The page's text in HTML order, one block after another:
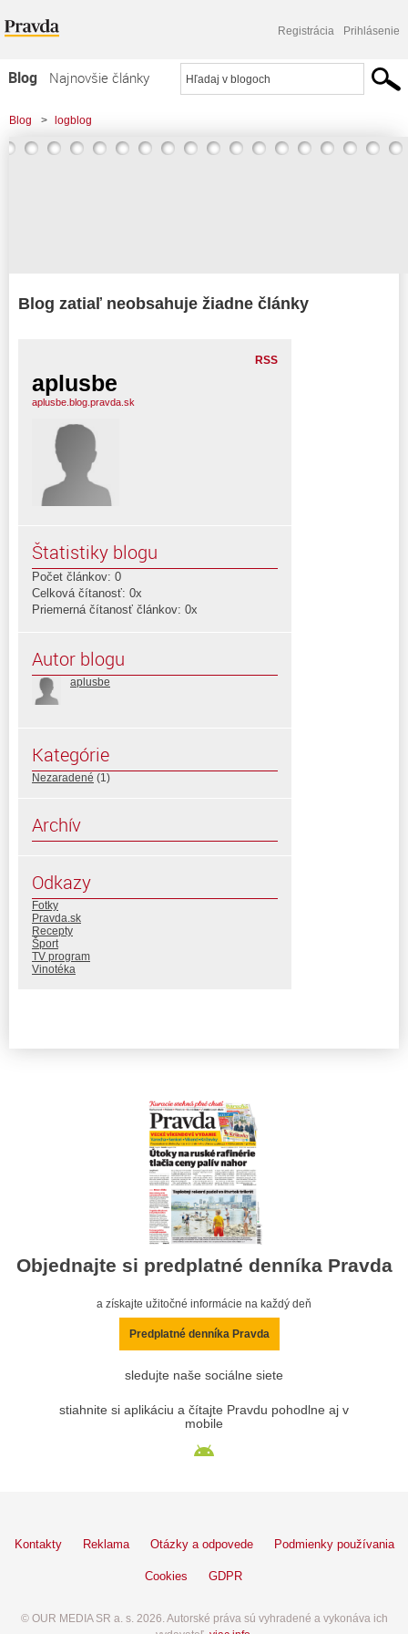
Registrácia Prihlásenie
Blog
Najnovšie články
Najčítanejšie články
Najkomentovanejšie články
Blog > logblog
Blog zatiaľ neobsahuje žiadne články
RSS
aplusbe
aplusbe.blog.pravda.sk
Štatistiky blogu
Počet článkov: 0
Celková čítanosť: 0x
Priemerná čítanosť článkov: 0x
Autor blogu
aplusbe
Kategórie
Nezaradené (1)
Archív
Odkazy
Fotky
Pravda.sk
Recepty
Šport
TV program
Vinotéka
Objednajte si predplatné denníka Pravda
a získajte užitočné informácie na každý deň
Predplatné denníka Pravda
sledujte naše sociálne siete
stiahnite si aplikáciu a čítajte Pravdu pohodlne aj v
mobile
Kontakty Reklama Otázky a odpovede Podmienky používania
Cookies GDPR
© OUR MEDIA SR a. s. 2026. Autorské práva sú vyhradené a vykonáva ich